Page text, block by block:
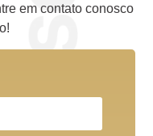
em contato conosco